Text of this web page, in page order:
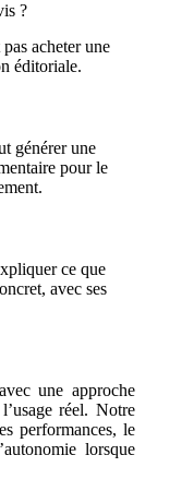
?
acheter une
éditoriale.
générer une
pour le
ce que
avec ses
une approche
réel. Notre
performances, le
lorsque